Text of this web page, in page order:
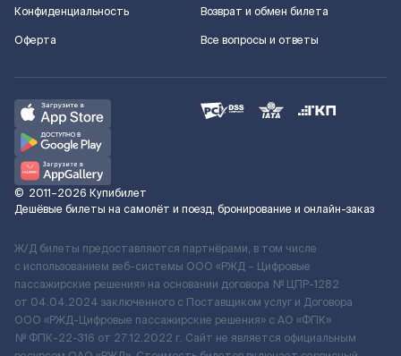
Конфиденциальность
Оферта
Возврат и обмен билета
Все вопросы и ответы
© 2011–2026 Купибилет
Дешёвые билеты на самолёт и поезд, бронирование и онлайн-заказ
Ж/Д билеты предоставляются партнёрами, в том числе
с использованием веб-системы ООО «РЖД – Цифровые
пассажирские решения» на основании договора № ЦПР-1282
от 04.04.2024 заключенного с Поставщиком услуг и Договора
ООО «РЖД-Цифровые пассажирские решения» c АО «ФПК»
№ ФПК-22-316 от 27.12.2022 г. Сайт не является официальным